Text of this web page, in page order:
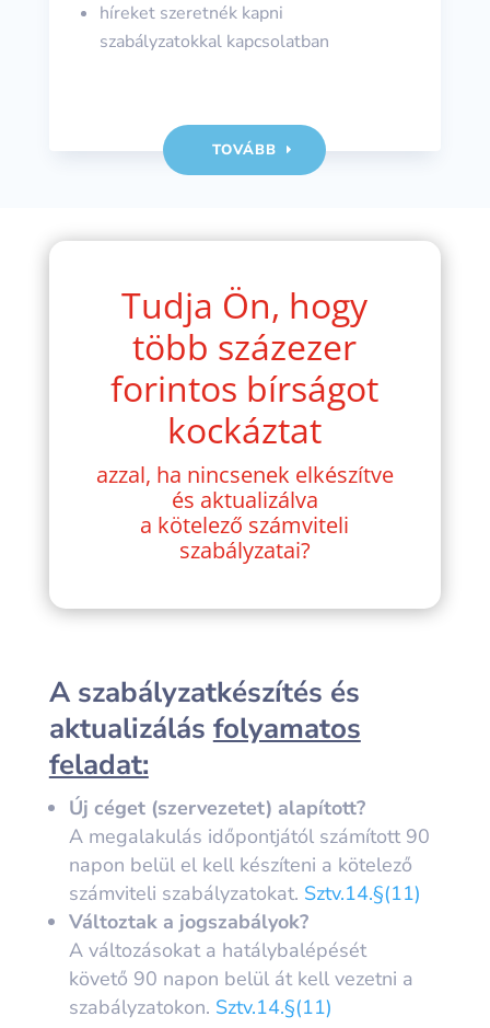
híreket szeretnék kapni
szabályzatokkal kapcsolatban
TOVÁBB
Tudja Ön, hogy
több százezer
forintos bírságot
kockáztat
azzal, ha nincsenek elkészítve
és aktualizálva
a kötelező számviteli
szabályzatai?
A szabályzatkészítés és
aktualizálás folyamatos
feladat:
Új céget (szervezetet) alapított?
A megalakulás időpontjától számított 90
napon belül el kell készíteni a kötelező
számviteli szabályzatokat. Sztv.14.§(11)
Változtak a jogszabályok?
A változásokat a hatálybalépését
követő 90 napon belülát kell vezetni a
szabályzatokon. Sztv.14.§(11)